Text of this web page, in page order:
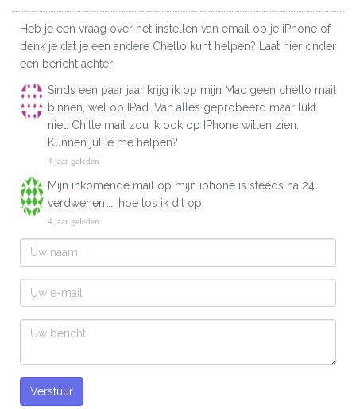
Heb je een vraag over het instellen van email op je iPhone of
denk je dat je een andere Chello kunt helpen? Laat hier onder
een bericht achter!
Sinds een paar jaar krijg ik op mijn Mac geen chello mail
binnen, wel op IPad. Van alles geprobeerd maar lukt
niet. Chille mail zou ik ook op IPhone willen zien.
Kunnen jullie me helpen?
4 jaar geleden
Mijn inkomende mail op mijn iphone is steeds na 24
verdwenen….. hoe los ik dit op
4 jaar geleden
Verstuur